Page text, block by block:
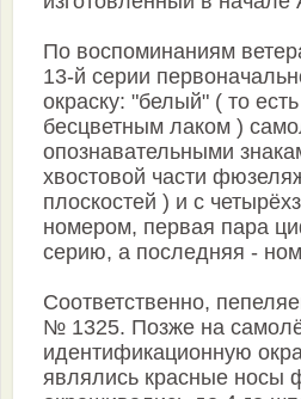
По воспоминаниям
13-й серии
окраску: "белый" ( то
бесцветным лаком )
опознавательными
хвостовой части
плоскостей ) и с
номером, первая пара
серию, а последняя -
Соответственно,
№ 1325. Позже на
идентификационную
являлись красные носы